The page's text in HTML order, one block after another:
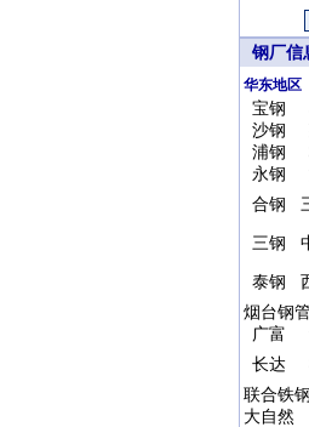
钢厂信
华东地区
宝钢
沙钢
浦钢
永钢
合钢
三钢
泰钢
烟台钢管
广富
长达
联合铁钢
大自然